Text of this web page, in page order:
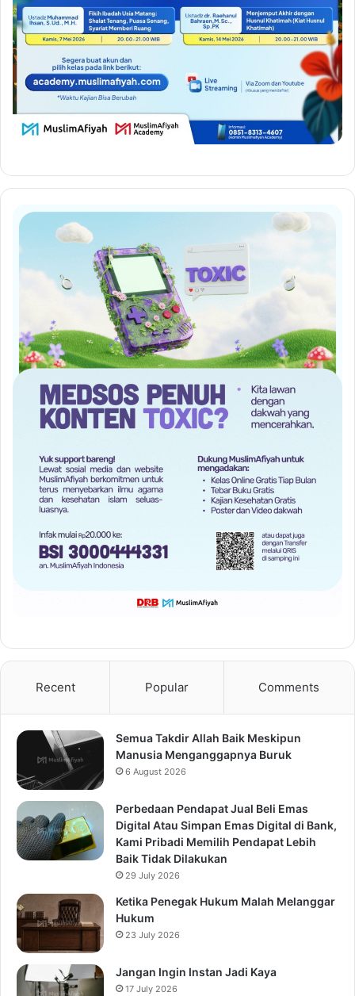
Recent Popular Comments
Semua Takdir Allah Baik Meskipun
Manusia Menganggapnya Buruk
6 August 2026
Perbedaan Pendapat Jual Beli Emas
Digital Atau Simpan Emas Digital di Bank,
Kami Pribadi Memilih Pendapat Lebih
Baik Tidak Dilakukan
29 July 2026
Ketika Penegak Hukum Malah Melanggar
Hukum
23 July 2026
Jangan Ingin Instan Jadi Kaya
17 July 2026